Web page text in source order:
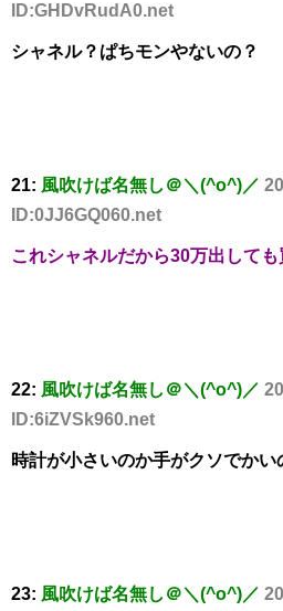
ID:GHDvRudA0.net
シャネル？ぱちモンやないの？
21: 風吹けば名無し＠＼(^o^)／
ID:0JJ6GQ060.net
これシャネルだから30万出しても
22: 風吹けば名無し＠＼(^o^)／
ID:6iZVSk960.net
時計が小さいのか手がクソでかい
23: 風吹けば名無し＠＼(^o^)／